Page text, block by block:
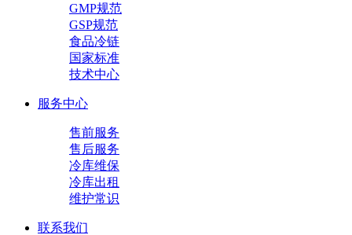
GMP规范
GSP规范
食品冷链
国家标准
技术中心
服务中心
售前服务
售后服务
冷库维保
冷库出租
维护常识
联系我们